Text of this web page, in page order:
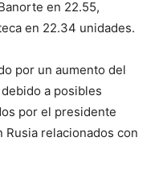
en 22.55,
en 22.34 unidades.
por un aumento del
a posibles
por el presidente
relacionados con